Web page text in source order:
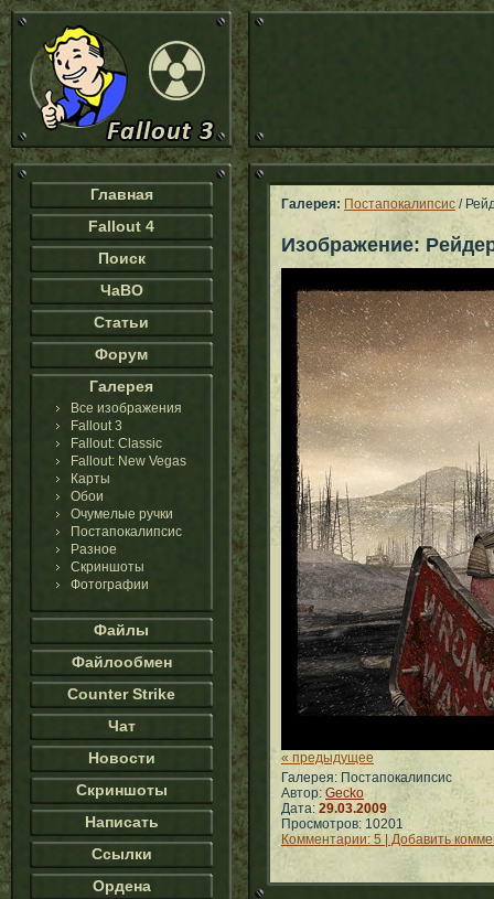
Главная
Fallout 4
Поиск
ЧаВО
Статьи
Форум
Галерея
Все изображения
Fallout 3
Fallout: Classic
Fallout: New Vegas
Карты
Обои
Очумелые ручки
Постапокалипсис
Разное
Скриншоты
Фотографии
Файлы
Файлообмен
Counter Strike
Чат
Новости
Скриншоты
Написать
Ссылки
Ордена
Галерея: Постапокалипсис /
Изображение:
« предыдущее
Галерея: Постапокалипсис
Автор: Gecko
Дата: 29.03.2009
Просмотров: 10201
Комментарии: 5 | Добавить